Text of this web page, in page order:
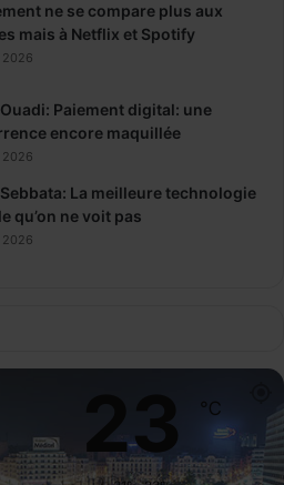
ne se compare plus aux
mais à Netflix et Spotify
2026
Paiement digital: une
encore maquillée
2026
La meilleure technologie
qu’on ne voit pas
2026
23 ℃